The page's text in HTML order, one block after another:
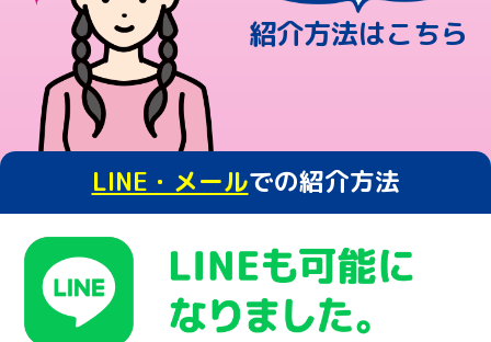
紹介方法はこちら
LINE・メールでの紹介方法